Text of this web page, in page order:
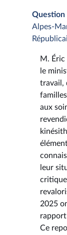
Question
Alpes-
M. Éric
le
travail,
aux
leur
2025
Ce